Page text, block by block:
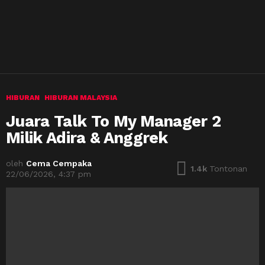
HIBURAN HIBURAN MALAYSIA
Juara Talk To My Manager 2
Milik Adira & Anggrek
oleh Cema Cempaka
22/06/2026, 4:37 pm
1.4k Tontonan